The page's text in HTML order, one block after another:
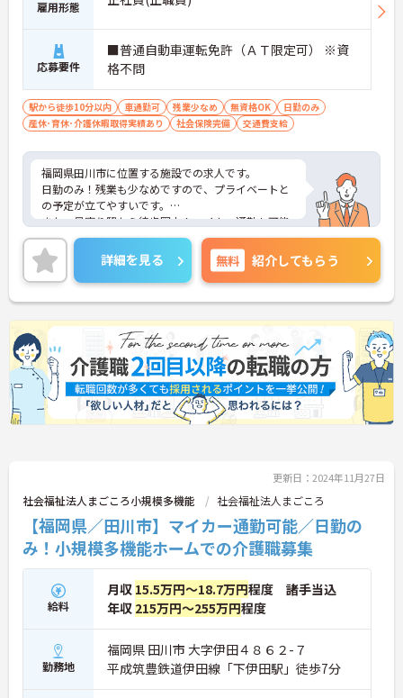
雇用形態
応募要件
■普通自動車運転免許（ＡＴ限定可） ※資
格不問
駅から徒歩10分以内 車通勤可 残業少なめ 無資格OK
日勤のみ
産休･育休･介護休暇取得実績あり
社会保険完備 交通費支給
福岡県田川市に位置する施設での求人です。
日勤のみ！残業も少なめですので、プライベートと
の予定が立てやすいです。
また、最寄り駅から徒歩圏内！マイカー通勤も可能
ですので、通勤ラクラクです。
ご興味のある方は、お気軽にお問い合わせくださ
い。
詳細を見る 無料 紹介してもらう
更新日：2024年11月27日
社会福祉法人まごころ小規模多機能 社会福祉法人まごころ
【福岡県／田川市】マイカー通勤可能／日勤の
み！小規模多機能ホームでの介護職募集
給料
月収 15.5万円～18.7万円程度 諸手当込
年収 215万円～255万円程度
勤務地
福岡県 田川市 大字伊田４８６２-７
平成筑豊鉄道伊田線「下伊田駅」徒歩7分